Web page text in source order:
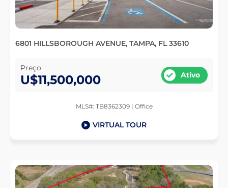
6801 HILLSBOROUGH AVENUE, TAMPA, FL 33610
Preço
U$11,500,000 Ativo
MLS#: TB8362309 | Office
VIRTUAL TOUR